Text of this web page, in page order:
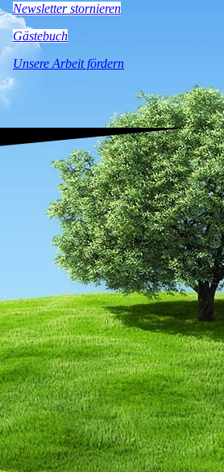
Newsletter stornieren
Gästebuch
Unsere Arbeit fördern